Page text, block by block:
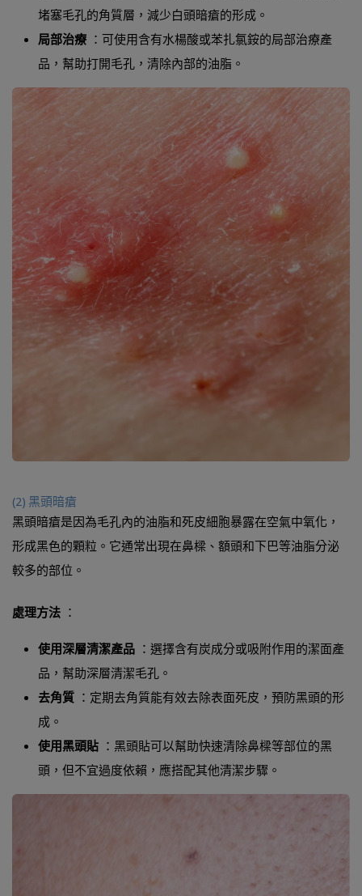
堵塞毛孔的角質層，減少白頭暗瘡的形成。
局部治療 ：可使用含有水楊酸或苯扎氯銨的局部治療產
品，幫助打開毛孔，清除內部的油脂。
(2) 黑頭暗瘡
黑頭暗瘡是因為毛孔內的油脂和死皮細胞暴露在空氣中氧化，
形成黑色的顆粒。它通常出現在鼻樑、額頭和下巴等油脂分泌
較多的部位。
處理方法 ：
使用深層清潔產品 ：選擇含有炭成分或吸附作用的潔面產
品，幫助深層清潔毛孔。
去角質 ：定期去角質能有效去除表面死皮，預防黑頭的形
成。
使用黑頭貼 ：黑頭貼可以幫助快速清除鼻樑等部位的黑
頭，但不宜過度依賴，應搭配其他清潔步驟。